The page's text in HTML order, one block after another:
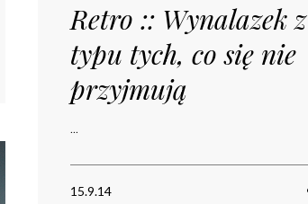
Retro :: Wynalazek z
typu tych, co się nie
przyjmują
...
15.9.14